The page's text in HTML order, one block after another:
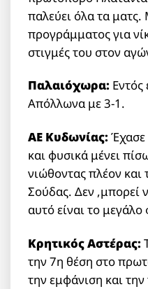
παλεύει όλα τα ματς.
προγράμματος για
στιγμές του στον
Παλαιόχωρα: Εντός
Απόλλωνα με 3-1.
ΑΕ Κυδωνίας:Έχασε
και φυσικά μένει
νιώθοντας πλέον
Σούδας. Δεν ,μπορεί
αυτό είναι το
Κρητικός Αστέρας:
την 7η θέση στο
την εμφάνιση και